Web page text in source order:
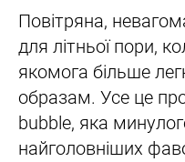
Повітряна,
для літньої пори,
якомога більше
образам. Усе це
bubble, яка
найголовніших